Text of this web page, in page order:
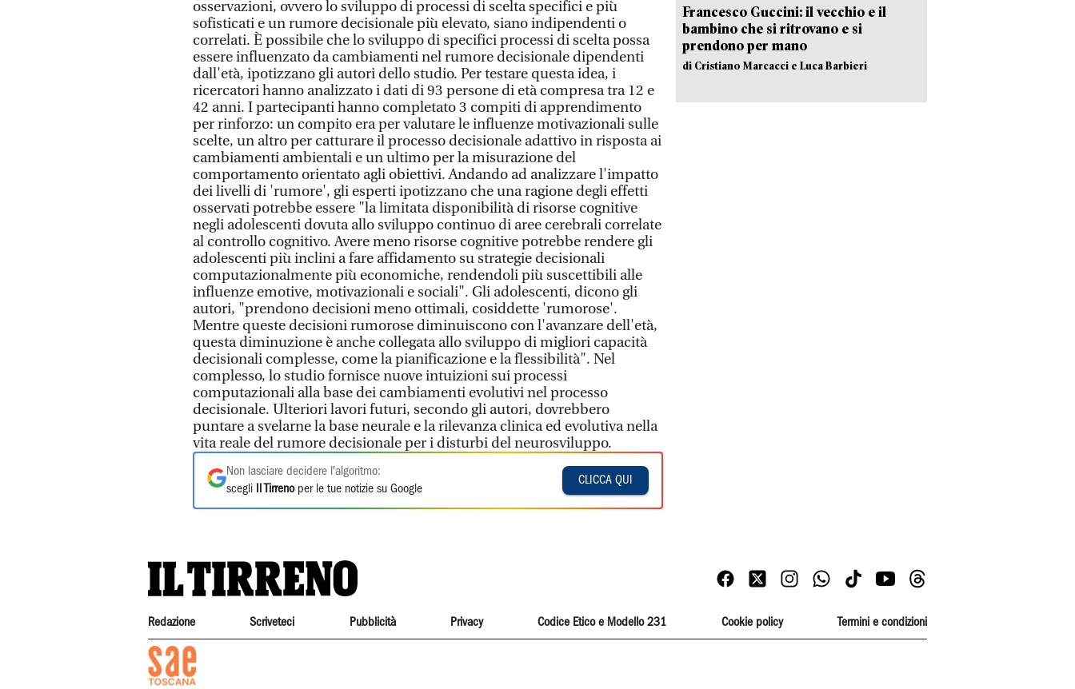
osservazioni, ovvero lo sviluppo di processi di scelta specifici e più
sofisticati e un rumore decisionale più elevato, siano indipendenti o
correlati. È possibile che lo sviluppo di specifici processi di scelta possa
essere influenzato da cambiamenti nel rumore decisionale dipendenti
dall'età, ipotizzano gli autori dello studio. Per testare questa idea, i
ricercatori hanno analizzato i dati di 93 persone di età compresa tra 12 e
42 anni. I partecipanti hanno completato 3 compiti di apprendimento
per rinforzo: un compito era per valutare le influenze motivazionali sulle
scelte, un altro per catturare il processo decisionale adattivo in risposta ai
cambiamenti ambientali e un ultimo per la misurazione del
comportamento orientato agli obiettivi. Andando ad analizzare l'impatto
dei livelli di 'rumore', gli esperti ipotizzano che una ragione degli effetti
osservati potrebbe essere "la limitata disponibilità di risorse cognitive
negli adolescenti dovuta allo sviluppo continuo di aree cerebrali correlate
al controllo cognitivo. Avere meno risorse cognitive potrebbe rendere gli
adolescenti più inclini a fare affidamento su strategie decisionali
computazionalmente più economiche, rendendoli più suscettibili alle
influenze emotive, motivazionali e sociali". Gli adolescenti, dicono gli
autori, "prendono decisioni meno ottimali, cosiddette 'rumorose'.
Mentre queste decisioni rumorose diminuiscono con l'avanzare dell'età,
questa diminuzione è anche collegata allo sviluppo di migliori capacità
decisionali complesse, come la pianificazione e la flessibilità". Nel
complesso, lo studio fornisce nuove intuizioni sui processi
computazionali alla base dei cambiamenti evolutivi nel processo
decisionale. Ulteriori lavori futuri, secondo gli autori, dovrebbero
puntare a svelarne la base neurale e la rilevanza clinica ed evolutiva nella
vita reale del rumore decisionale per i disturbi del neurosviluppo.
Non lasciare decidere l'algoritmo:
scegli
Il Tirrenoper le tue notizie su Google
CLICCA QUI
Francesco Guccini: il vecchio e il
bambino che si ritrovano e si
prendono per mano
di Cristiano Marcacci e Luca Barbieri
Redazione Scriveteci Pubblicità Privacy Codice Etico e Modello 231 Cookie policy Termini e condizioni